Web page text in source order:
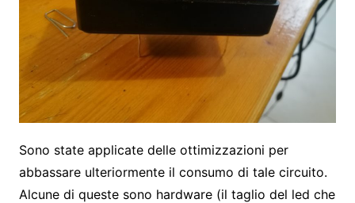
Sono state applicate delle ottimizzazioni per
abbassare ulteriormente il consumo di tale circuito.
Alcune di queste sono hardware (il taglio del led che